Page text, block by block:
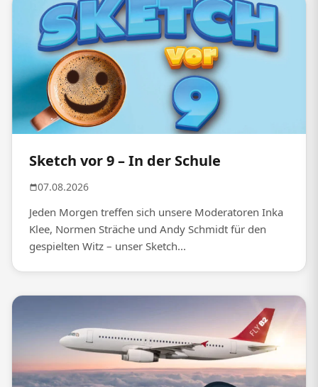
Sketch vor 9 – In der Schule
07.08.2026
Jeden Morgen treffen sich unsere Moderatoren Inka
Klee, Normen Sträche und Andy Schmidt für den
gespielten Witz – unser Sketch...